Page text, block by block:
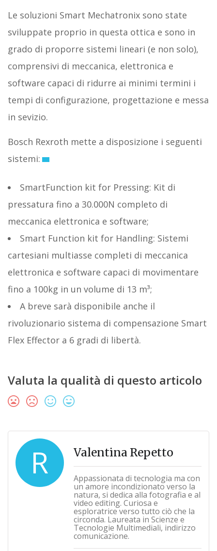
Le soluzioni Smart Mechatronix sono state
sviluppate proprio in questa ottica e sono in
grado di proporre sistemi lineari (e non solo),
comprensivi di meccanica, elettronica e
software capaci di ridurre ai minimi termini i
tempi di configurazione, progettazione e messa
in sevizio.
Bosch Rexroth mette a disposizione i seguenti
sistemi:
SmartFunction kit for Pressing: Kit di
pressatura fino a 30.000N completo di
meccanica elettronica e software;
Smart Function kit for Handling: Sistemi
cartesiani multiasse completi di meccanica
elettronica e software capaci di movimentare
fino a 100kg in un volume di 13 m³;
A breve sarà disponibile anche il
rivoluzionario sistema di compensazione Smart
Flex Effector a 6 gradi di libertà.
Valuta la qualità di questo articolo
R Valentina Repetto
Appassionata di tecnologia ma con
un amore incondizionato verso la
natura, si dedica alla fotografia e al
video editing. Curiosa e
esploratrice verso tutto ciò che la
circonda. Laureata in Scienze e
Tecnologie Multimediali, indirizzo
comunicazione.